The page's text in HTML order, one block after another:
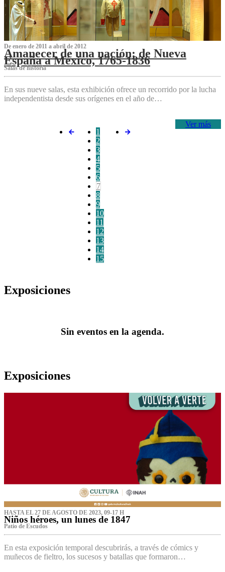
De enero de 2011 a abril de 2012
Amanecer de una nación: de Nueva
España a México, 1765-1836
Salas de historia
En sus nueve salas, esta exhibición ofrece un recorrido por la lucha
independentista desde sus orígenes en el año de…
Ver más
1
2
3
4
5
6
7
8
9
10
11
12
13
14
15
Exposiciones
Sin eventos en la agenda.
Exposiciones
HASTA EL 27 DE AGOSTO DE 2023, 09-17 H
Niños héroes, un lunes de 1847
Patio de Escudos
En esta exposición temporal descubrirás, a través de cómics y
muñecos de fieltro, los sucesos y batallas que formaron…